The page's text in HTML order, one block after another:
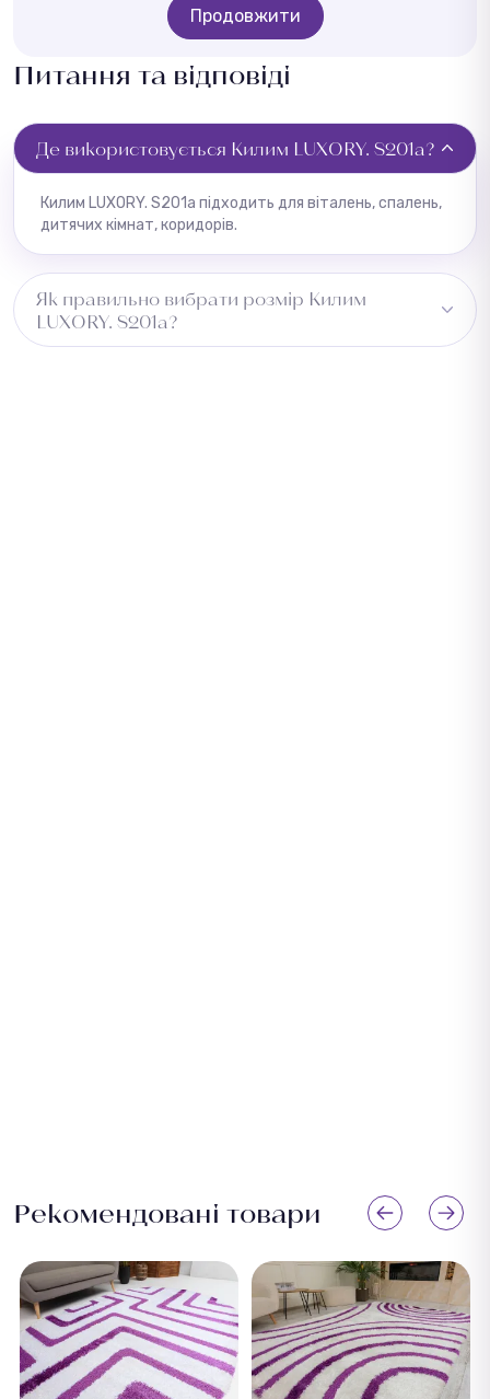
Продовжити
Питання та відповіді
Де використовується Килим LUXORY. S201a?
Килим LUXORY. S201a підходить для віталень, спалень,
дитячих кімнат, коридорів.
Як правильно вибрати розмір Килим
LUXORY. S201a?
Рекомендовані товари